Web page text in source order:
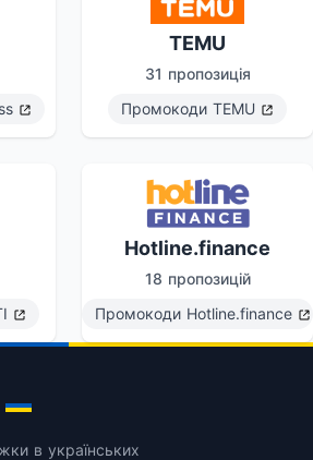
TEMU
31 пропозиція
Промокоди TEMU
Hotline.finance
18 пропозицій
Промокоди Hotline.finance
в українських